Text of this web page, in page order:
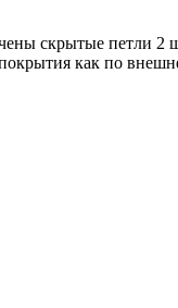
скрытые петли 2
как по